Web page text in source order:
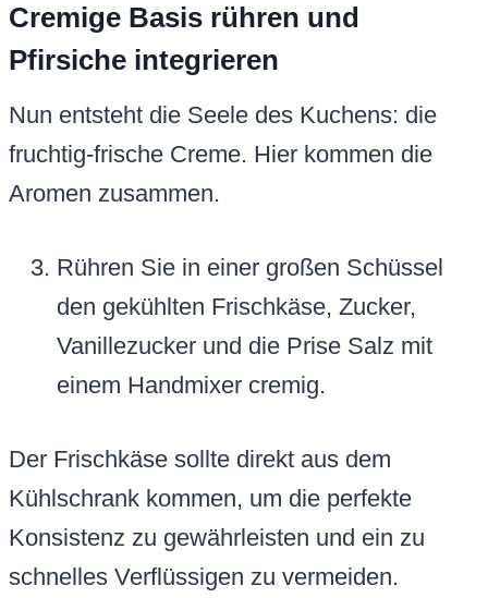
Cremige Basis rühren und
Pfirsiche integrieren
Nun entsteht die Seele des Kuchens: die
fruchtig-frische Creme. Hier kommen die
Aromen zusammen.
Rühren Sie in einer großen Schüssel
den gekühlten Frischkäse, Zucker,
Vanillezucker und die Prise Salz mit
einem Handmixer cremig.
Der Frischkäse sollte direkt aus dem
Kühlschrank kommen, um die perfekte
Konsistenz zu gewährleisten und ein zu
schnelles Verflüssigen zu vermeiden.